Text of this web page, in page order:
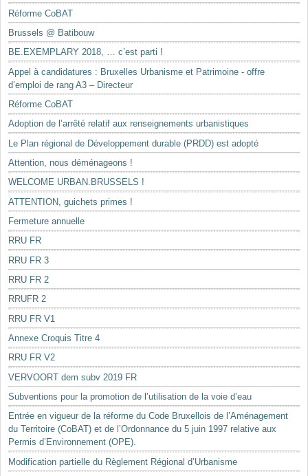
Réforme CoBAT
Brussels @ Batibouw
BE.EXEMPLARY 2018, … c’est parti !
Appel à candidatures : Bruxelles Urbanisme et Patrimoine - offre
d’emploi de rang A3 – Directeur
Réforme CoBAT
Adoption de l’arrêté relatif aux renseignements urbanistiques
Le Plan régional de Développement durable (PRDD) est adopté
Attention, nous déménageons !
WELCOME URBAN.BRUSSELS !
ATTENTION, guichets primes !
Fermeture annuelle
RRU FR
RRU FR 3
RRU FR 2
RRUFR 2
RRU FR V1
Annexe Croquis Titre 4
RRU FR V2
VERVOORT dem subv 2019 FR
Subventions pour la promotion de l’utilisation de la voie d’eau
Entrée en vigueur de la réforme du Code Bruxellois de l’Aménagement
du Territoire (CoBAT) et de l’Ordonnance du 5 juin 1997 relative aux
Permis d’Environnement (OPE).
Modification partielle du Règlement Régional d’Urbanisme